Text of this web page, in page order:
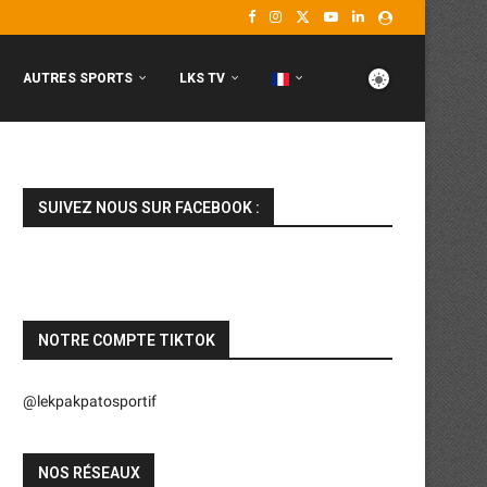
AUTRES SPORTS LKS TV
SUIVEZ NOUS SUR FACEBOOK :
NOTRE COMPTE TIKTOK
@lekpakpatosportif
NOS RÉSEAUX